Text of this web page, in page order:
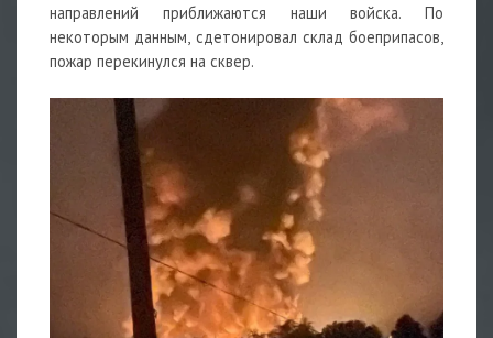
направлений приближаются наши войска. По
некоторым данным, сдетонировал склад боеприпасов,
пожар перекинулся на сквер.